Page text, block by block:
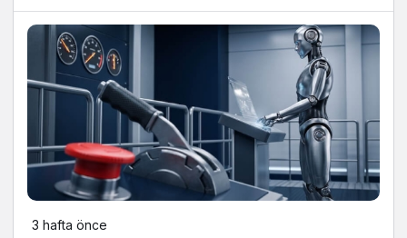
3 hafta önce